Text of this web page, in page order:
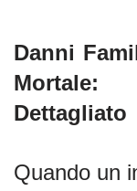
Danni
Mortale:
Dettagliato
Quando un